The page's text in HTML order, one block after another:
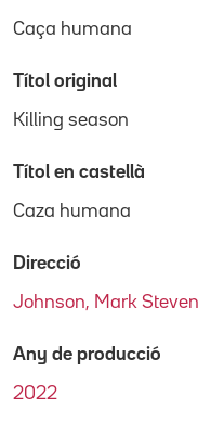
Caça humana
Títol original
Killing season
Títol en castellà
Caza humana
Direcció
Johnson, Mark Steven
Any de producció
2022